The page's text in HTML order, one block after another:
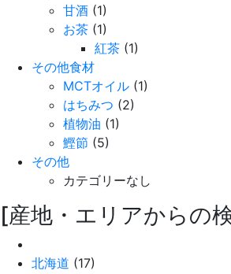
甘酒 (1)
お茶 (1)
紅茶 (1)
その他食材
MCTオイル (1)
はちみつ (2)
植物油 (1)
鰹節 (5)
その他
カテゴリーなし
[産地・エリアからの
北海道 (17)